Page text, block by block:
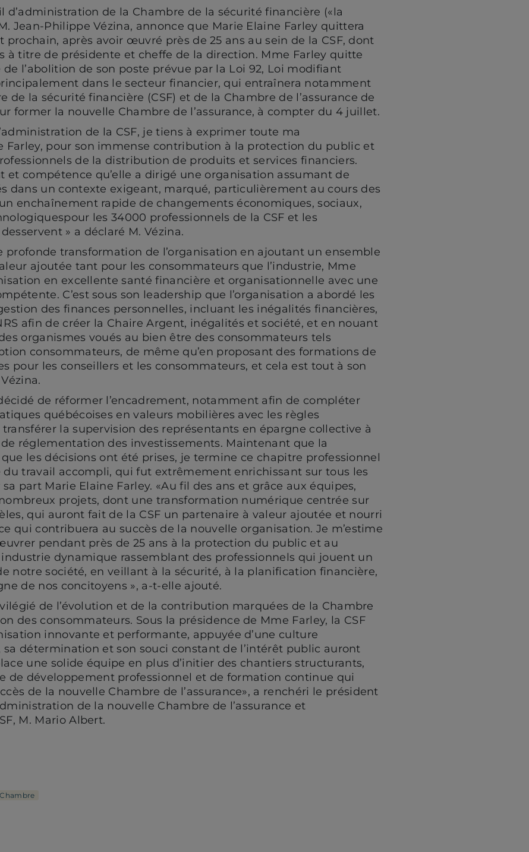
Facebook
(ouvre
dans
un
nouvel
onglet)
LinkedIn
(ouvre
dans
un
nouvel
onglet)
page
mail
d’administration de la Chambre de la sécurité financière («la
Jean-Philippe Vézina, annonce que Marie Elaine Farley quittera
prochain, après avoir œuvré près de 25 ans au sein de la CSF, dont
à titre de présidente et cheffe de la direction. Mme Farley quitte
l’abolition de son poste prévue par la Loi 92, Loi modifiant
dans le secteur financier, qui entraînera notamment
de la sécurité financière (CSF) et de la Chambre de l’assurance de
former la nouvelle Chambre de l’assurance, à compter du 4 juillet.
de la CSF, je tiens à exprimer toute ma
Farley, pour son immense contribution à la protection du public et
de la distribution de produits et services financiers.
et compétence qu’elle a dirigé une organisation assumant de
dans un contexte exigeant, marqué, particulièrement au cours des
enchaînement rapide de changements économiques, sociaux,
les 34000 professionnels de la CSF et les
» a déclaré M. Vézina.
profonde transformation de l’organisation en ajoutant un ensemble
ajoutée tant pour les consommateurs que l’industrie, Mme
en excellente santé financière et organisationnelle avec une
C’est sous son leadership que l’organisation a abordé les
des finances personnelles, incluant les inégalités financières,
afin de créer la Chaire Argent, inégalités et société, et en nouant
organismes voués au bien être des consommateurs tels
consommateurs, de même qu’en proposant des formations de
pour les conseillers et les consommateurs, et cela est tout à son
de réformer l’encadrement, notamment afin de compléter
québécoises en valeurs mobilières avec les règles
la supervision des représentants en épargne collective à
réglementation des investissements. Maintenant que la
les décisions ont été prises, je termine ce chapitre professionnel
du travail accompli, qui fut extrêmement enrichissant sur tous les
part Marie Elaine Farley. «Au fil des ans et grâce aux équipes,
projets, dont une transformation numérique centrée sur
qui auront fait de la CSF un partenaire à valeur ajoutée et nourri
qui contribuera au succès de la nouvelle organisation. Je m’estime
pendant près de 25 ans à la protection du public et au
dynamique rassemblant des professionnels qui jouent un
notre société, en veillant à la sécurité, à la planification financière,
de nos concitoyens », a-t-elle ajouté.
de l’évolution et de la contribution marquées de la Chambre
des consommateurs. Sous la présidence de Mme Farley, la CSF
innovante et performante, appuyée d’une culture
sa détermination et son souci constant de l’intérêt public auront
une solide équipe en plus d’initier des chantiers structurants,
de développement professionnel et de formation continue qui
de la nouvelle Chambre de l’assurance», a renchéri le président
de la nouvelle Chambre de l’assurance et
M. Mario Albert.